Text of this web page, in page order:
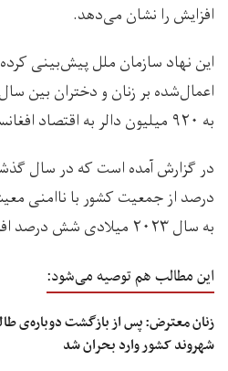
افزایش را نشان می‌دهد.
این نهاد سازمان ملل پیش‌بینی
به ۹۲۰ میلیون دالر به اقتصاد افغانستان آسیب وارد خواهد کرد.
درصد از جمعیت کشور با ناامنی
به سال ۲۰۲۳ میلادی شش درصد افزایش داشته است.
این مطالب هم توصیه می‌شود:
زنان معترض: پس از بازگشت دوباره‌ی
شهروند کشور وارد بحران شد